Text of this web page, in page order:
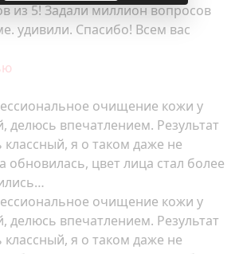
из 5! Задали миллион вопросов
удивили. Спасибо! Всем вас
очищение кожи у
делюсь впечатлением. Результат
я о таком даже не
цвет лица стал более
очищение кожи у
делюсь впечатлением. Результат
я о таком даже не